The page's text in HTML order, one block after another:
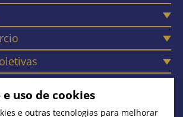
uso de cookies
e outras tecnologias para melhorar